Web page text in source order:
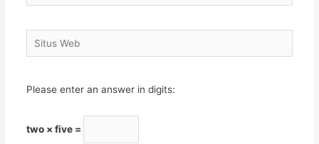
Situs
Web
Please enter an answer in digits:
two × five =